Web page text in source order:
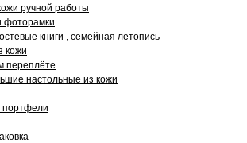
ручной работы
фоторамки
книги , семейная летопись
кожи
переплёте
настольные из кожи
портфели